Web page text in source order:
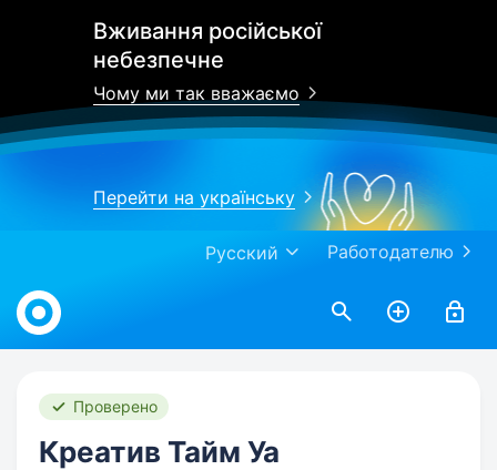
Вживання російської
небезпечне
Чому ми так вважаємо
Перейти на українську
Работодателю
Русский
Work.ua
Проверено
Креатив Тайм Уа